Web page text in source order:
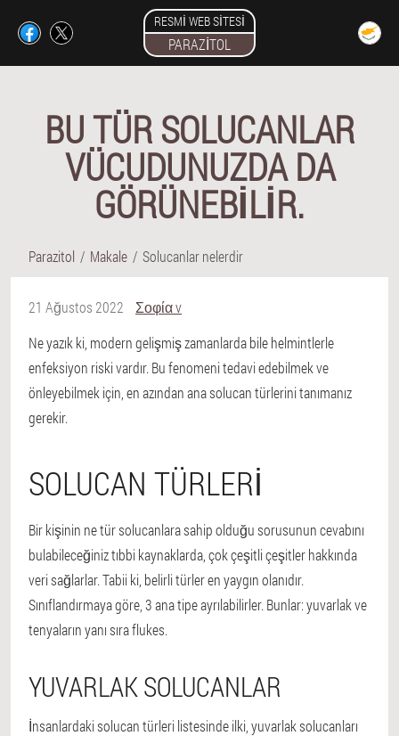
RESMI WEB SITESI
PARAZITOL
BU TÜR SOLUCANLAR
VÜCUDUNUZDA DA
GÖRÜNEBILIR.
Parazitol Makale Solucanlar nelerdir
21 Ağustos 2022
Σοφία v
Ne yazık ki, modern gelişmiş zamanlarda bile helmintlerle
enfeksiyon riski vardır. Bu fenomeni tedavi edebilmek ve
önleyebilmek için, en azından ana solucan türlerini tanımanız
gerekir.
SOLUCAN TÜRLERI
Bir kişinin ne tür solucanlara sahip olduğu sorusunun cevabını
bulabileceğiniz tıbbi kaynaklarda, çok çeşitli çeşitler hakkında
veri sağlarlar. Tabii ki, belirli türler en yaygın olanıdır.
Sınıflandırmaya göre, 3 ana tipe ayrılabilirler. Bunlar: yuvarlak ve
tenyaların yanı sıra flukes.
YUVARLAK SOLUCANLAR
İnsanlardaki solucan türleri listesinde ilki, yuvarlak solucanları